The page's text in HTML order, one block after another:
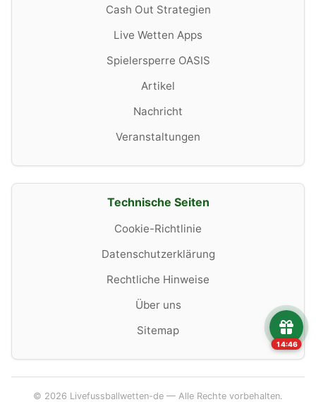
Cash Out Strategien
Live Wetten Apps
Spielersperre OASIS
Artikel
Nachricht
Veranstaltungen
Technische Seiten
Cookie-Richtlinie
Datenschutzerklärung
Rechtliche Hinweise
Über uns
Sitemap
© 2026 Livefussballwetten-de — Alle Rechte vorbehalten.
14:46